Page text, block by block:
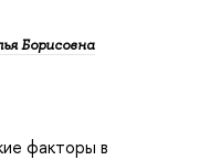
Борисовна
факторы в